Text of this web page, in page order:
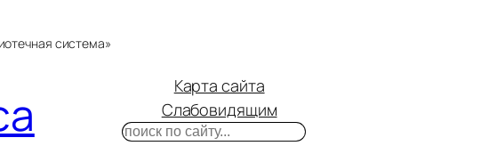
система»
Карта сайта
Слабовидящим
Поиск